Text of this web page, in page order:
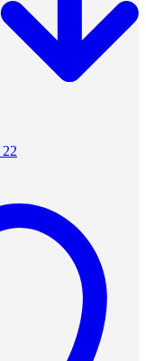
22